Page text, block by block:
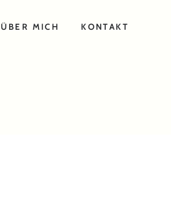
ÜBER MICH KONTAKT